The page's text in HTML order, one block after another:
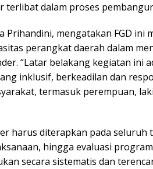
dalam proses
Prihandini, mengatakan FGD ini
perangkat daerah dalam
“Latar belakang kegiatan ini
inklusif, berkeadilan dan
termasuk perempuan,
harus diterapkan pada seluruh
hingga evaluasi
secara sistematis dan